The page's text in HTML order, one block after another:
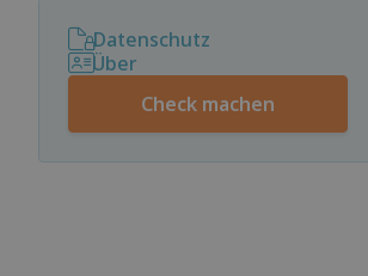
Datenschutz
Über
Check machen